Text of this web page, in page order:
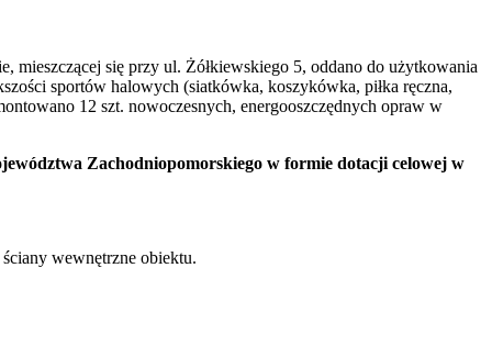
mieszczącej się przy ul. Żółkiewskiego 5, oddano do użytkowania
sportów halowych (siatkówka, koszykówka, piłka ręczna,
12 szt. nowoczesnych, energooszczędnych opraw w
Zachodniopomorskiego w formie dotacji celowej w
ściany wewnętrzne obiektu.